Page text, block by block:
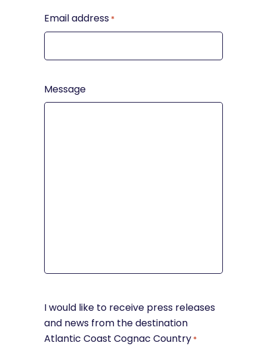
Email address *
Message
I would like to receive press releases
and news from the destination
Atlantic Coast Cognac Country *